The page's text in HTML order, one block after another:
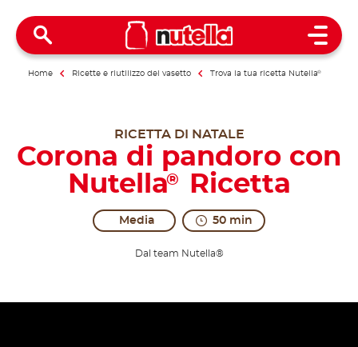
Open
Home Ricette e riutilizzo del vasetto Trova la tua ricetta Nutella®
RICETTA DI NATALE
Corona di pandoro con
Nutella® Ricetta
Media 50 min
Dal team Nutella®